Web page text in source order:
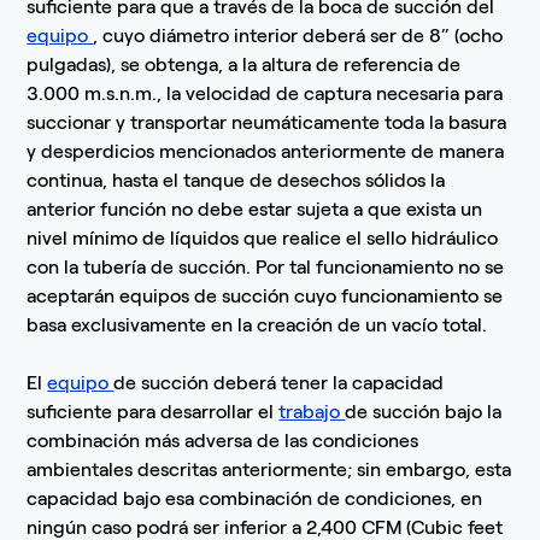
suficiente para que a través de la boca de succión del
equipo , cuyo diámetro interior deberá ser de 8” (ocho
pulgadas), se obtenga, a la altura de referencia de
3.000 m.s.n.m., la velocidad de captura necesaria para
succionar y transportar neumáticamente toda la basura
y desperdicios mencionados anteriormente de manera
continua, hasta el tanque de desechos sólidos la
anterior función no debe estar sujeta a que exista un
nivel mínimo de líquidos que realice el sello hidráulico
con la tubería de succión. Por tal funcionamiento no se
aceptarán equipos de succión cuyo funcionamiento se
basa exclusivamente en la creación de un vacío total.
Elequipode succión deberá tener la capacidad
suficiente para desarrollar eltrabajode succión bajo la
combinación más adversa de las condiciones
ambientales descritas anteriormente; sin embargo, esta
capacidad bajo esa combinación de condiciones, en
ningún caso podrá ser inferior a 2,400 CFM (Cubic feet